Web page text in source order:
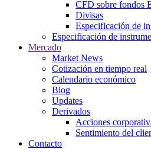
CFD sobre fondos
Divisas
Especificación de
Especificación de
Mercado
Market News
Cotización en tiempo real
Calendario económico
Blog
Updates
Derivados
Acciones
Sentimiento del
Contacto